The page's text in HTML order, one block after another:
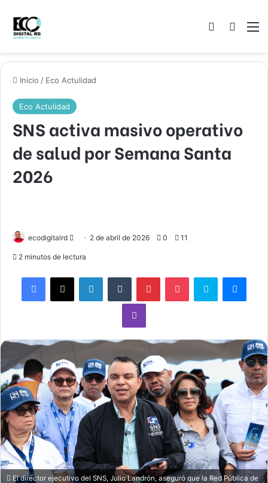
Acceso
Inicio / Eco Actulidad
Eco Actulidad
SNS activa masivo operativo
de salud por Semana Santa
2026
ecodigitalrd
Send 2 de abril de 2026 0 11
2 minutos de lectura
Facebook
X LinkedInTumblr PinterestPocket Skype
Viber
El director ejecutivo del SNS, Julio Landrón, aseguró que la Red Pública de